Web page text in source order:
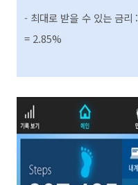
- 최대로 받을 수 있는 금리 :
= 2.85%